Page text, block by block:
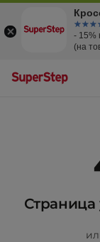
- 15%
(на